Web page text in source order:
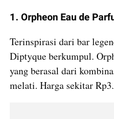
1. Orpheon Eau de
Terinspirasi dari bar
Diptyque berkumpul.
yang berasal dari
melati. Harga sekitar